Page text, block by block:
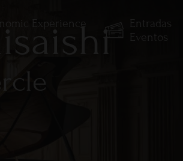
Experience
Entradas
Eventos